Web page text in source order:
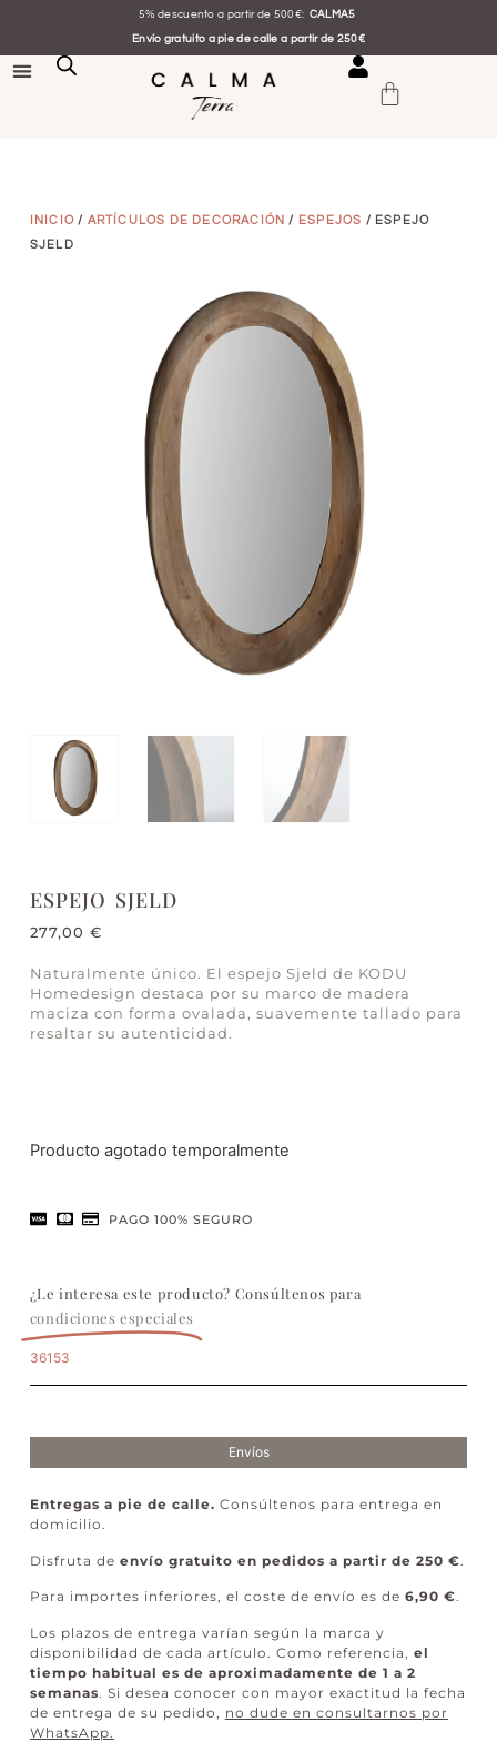
5% descuento a partir de 500€: CALMA5
Envío gratuito a pie de calle a partir de 250€
INICIO / ARTÍCULOS DE DECORACIÓN / ESPEJOS / ESPEJO
SJELD
ESPEJO SJELD
277,00 €
Naturalmente único. El espejo Sjeld de KODU
Homedesign destaca por su marco de madera
maciza con forma ovalada, suavemente tallado para
resaltar su autenticidad.
Producto agotado temporalmente
PAGO 100% SEGURO
¿Le interesa este producto? Consúltenos para
condiciones especiales
36153
Envíos
Entregas a pie de calle. Consúltenos para entrega en
domicilio.
Disfruta de envío gratuito en pedidos a partir de 250 €
Para importes inferiores, el coste de envío es de 6,90 €.
Los plazos de entrega varían según la marca y
disponibilidad de cada artículo. Como referencia, el
tiempo habitual es de aproximadamente de 1 a 2
semanas . Si desea conocer con mayor exactitud la fecha
de entrega de su pedido, no dude en consultarnos por
WhatsApp